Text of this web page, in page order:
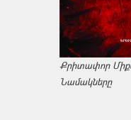
Քրիտափոր
Նամակները